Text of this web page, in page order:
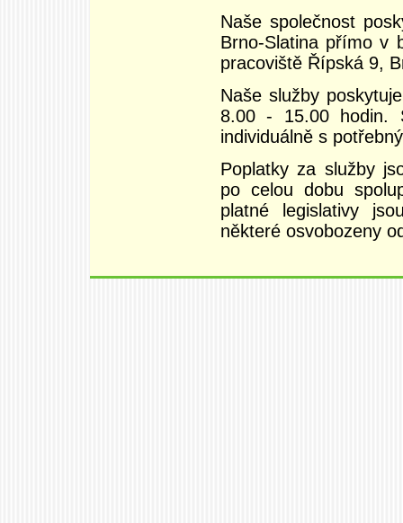
Naše společnost
Brno-Slatina přímo v
pracoviště Řípská 9,
Naše služby
8.00 - 15.00 hodin.
individuálně s
Poplatky za služby
po celou dobu
platné legislativy
některé osvobozeny